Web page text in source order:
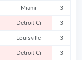
Miami 3
Detroit Ci 3
Louisville 3
Detroit Ci 3